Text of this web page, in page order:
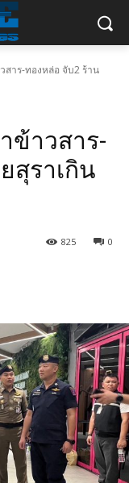
สาร-ทองหล่อ จับ2 ร้าน
ข้าวสาร-
สุราเกิน
0
825